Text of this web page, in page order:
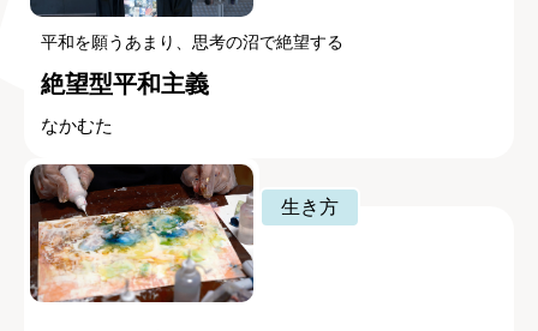
平和を願うあまり、思考の沼で絶望する
絶望型平和主義
なかむた
生き方